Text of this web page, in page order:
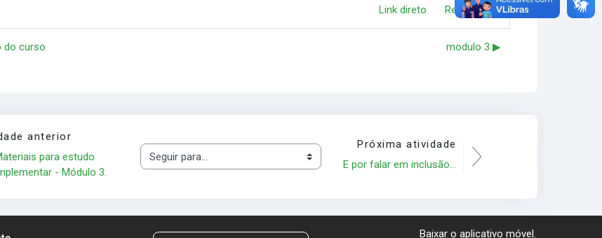
Link direto Responder
curso modulo 3 ▶︎
anterior
para estudo
- Módulo 3.
Seguir para...
Próxima atividade
E por falar em inclusão...
Baixar o aplicativo móvel.